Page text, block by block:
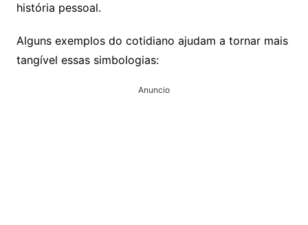
história pessoal.
Alguns exemplos do cotidiano ajudam a tornar mais
tangível essas simbologias:
Anuncio